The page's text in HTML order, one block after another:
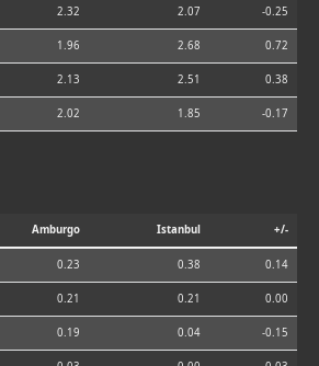
2.32 2.07 -0.25
1.96 2.68 0.72
2.13 2.51 0.38
2.02 1.85 -0.17
Amburgo Istanbul +/-
0.23 0.38 0.14
0.21 0.21 0.00
0.19 0.04 -0.15